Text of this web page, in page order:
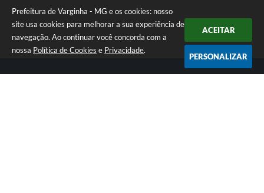
Prefeitura de Varginha - MG e os cookies: nosso
site usa cookies para melhorar a sua experiência de
navegação. Ao continuar você concorda com a
nossa Política de Cookies e Privacidade.
ACEITAR
PERSONALIZAR